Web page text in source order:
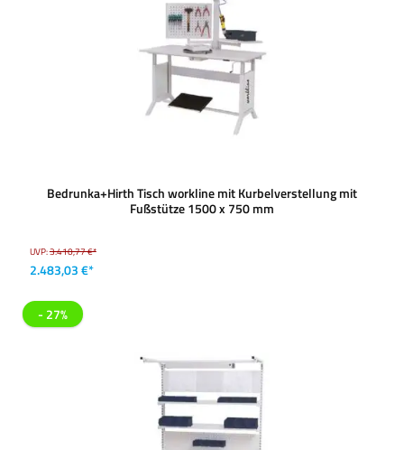
Bedrunka+Hirth Tisch workline mit Kurbelverstellung mit
Fußstütze 1500 x 750 mm
UVP:3.410,77 €*
2.483,03 €*
- 27%